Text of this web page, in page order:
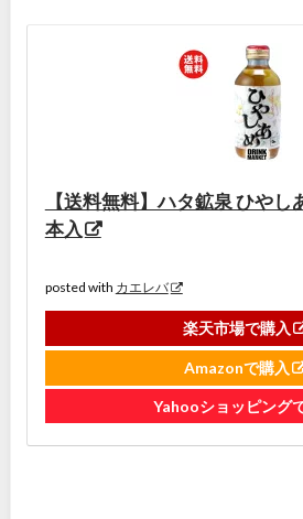
【送料無料】ハタ鉱泉 ひや
本入
posted with カエレバ
楽天市場で購入
Amazonで購入
Yahooショッピング